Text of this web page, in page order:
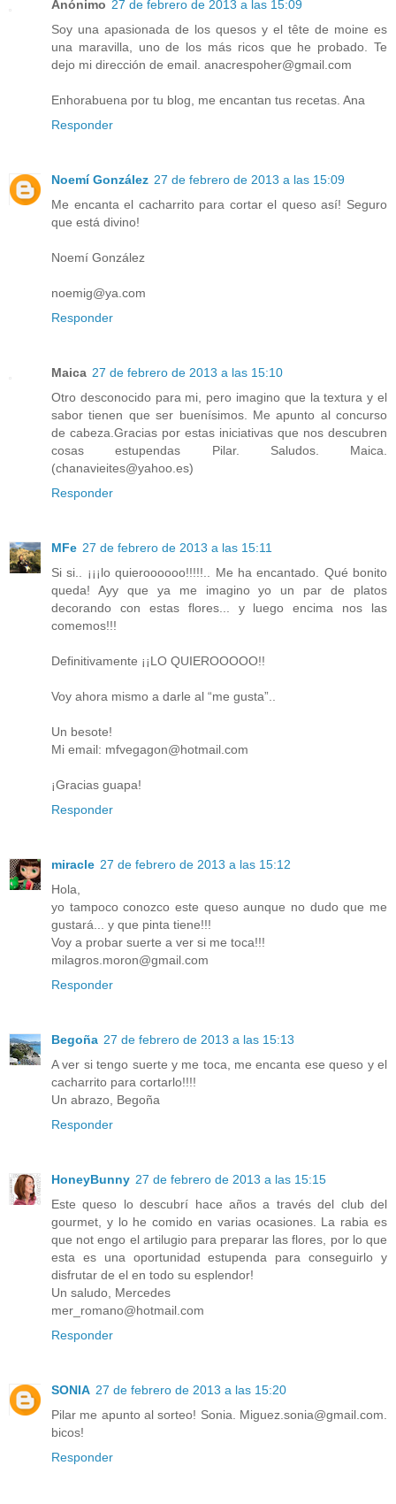
Anónimo 27 de febrero de 2013 a las 15:09
Soy una apasionada de los quesos y el tête de moine es
una maravilla, uno de los más ricos que he probado. Te
dejo mi dirección de email. anacrespoher@gmail.com
Enhorabuena por tu blog, me encantan tus recetas. Ana
Responder
Noemí González 27 de febrero de 2013 a las 15:09
Me encanta el cacharrito para cortar el queso así! Seguro
que está divino!
Noemí González
noemig@ya.com
Responder
Maica 27 de febrero de 2013 a las 15:10
Otro desconocido para mi, pero imagino que la textura y el
sabor tienen que ser buenísimos. Me apunto al concurso
de cabeza.Gracias por estas iniciativas que nos descubren
cosas estupendas Pilar. Saludos. Maica.
(chanavieites@yahoo.es)
Responder
MFe 27 de febrero de 2013 a las 15:11
Si si.. ¡¡¡lo quieroooooo!!!!!.. Me ha encantado. Qué bonito
queda! Ayy que ya me imagino yo un par de platos
decorando con estas flores... y luego encima nos las
comemos!!!
Definitivamente ¡¡LO QUIEROOOOO!!
Voy ahora mismo a darle al “me gusta”..
Un besote!
Mi email: mfvegagon@hotmail.com
¡Gracias guapa!
Responder
miracle 27 de febrero de 2013 a las 15:12
Hola,
yo tampoco conozco este queso aunque no dudo que me
gustará... y que pinta tiene!!!
Voy a probar suerte a ver si me toca!!!
milagros.moron@gmail.com
Responder
Begoña 27 de febrero de 2013 a las 15:13
A ver si tengo suerte y me toca, me encanta ese queso y el
cacharrito para cortarlo!!!!
Un abrazo, Begoña
Responder
HoneyBunny 27 de febrero de 2013 a las 15:15
Este queso lo descubrí hace años a través del club del
gourmet, y lo he comido en varias ocasiones. La rabia es
que not engo el artilugio para preparar las flores, por lo que
esta es una oportunidad estupenda para conseguirlo y
disfrutar de el en todo su esplendor!
Un saludo, Mercedes
mer_romano@hotmail.com
Responder
SONIA 27 de febrero de 2013 a las 15:20
Pilar me apunto al sorteo! Sonia. Miguez.sonia@gmail.com.
bicos!
Responder